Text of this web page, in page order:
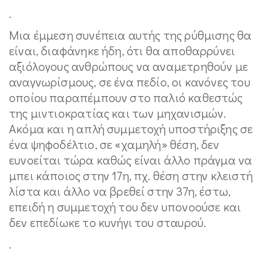
.
Μια έμμεση συνέπεια αυτής της ρύθμισης θα
είναι, διαφάνηκε ήδη, ότι θα αποθαρρύνει
αξιόλογους ανθρώπους να αναμετρηθούν με
αναγνωρίσμους, σε ένα πεδίο, οι κανόνες του
οποίου παραπέμπουν στο παλιό καθεστώς
της μιντιοκρατίας και των μηχανισμών.
Ακόμα και η απλή συμμετοχή υποστήριξης σε
ένα ψηφοδέλτιο, σε «χαμηλή» θέση, δεν
ευνοείται τώρα καθώς είναι άλλο πράγμα να
μπει κάποιος στην 17η, πχ. θέση στην κλειστή
λίστα και άλλο να βρεθεί στην 37η, έστω,
επειδή η συμμετοχή του δεν υπονοούσε και
δεν επεδίωκε το κυνήγι του σταυρού.
.